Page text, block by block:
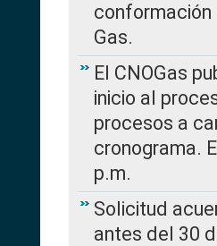
conformación
Gas.
El CNOGas
inicio al
procesos a
cronograma.
p.m.
Solicitud
antes del 30